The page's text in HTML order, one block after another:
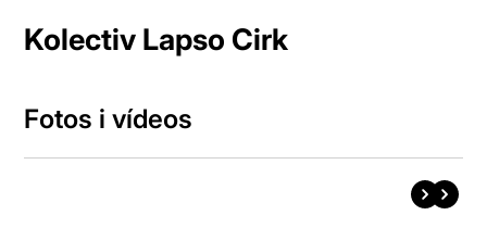
Kolectiv Lapso Cirk
Fotos i vídeos